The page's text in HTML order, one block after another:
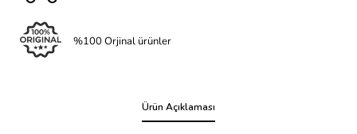
%100 Orjinal ürünler
Ürün Açıklaması